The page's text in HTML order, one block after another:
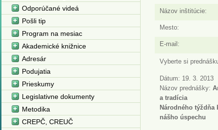
Názov inštitúcie:
Mesto:
E-mail:
Vyberte si
Dátum: 19. 3. 2013
Názov prednášky:
a tradícia
Národného
nášho úspechu
Odporúčané videá
Pošli tip
Program na mesiac
Akademické knižnice
Adresár
Podujatia
Prieskumy
Legislativne dokumenty
Metodika
CREPČ, CREUČ